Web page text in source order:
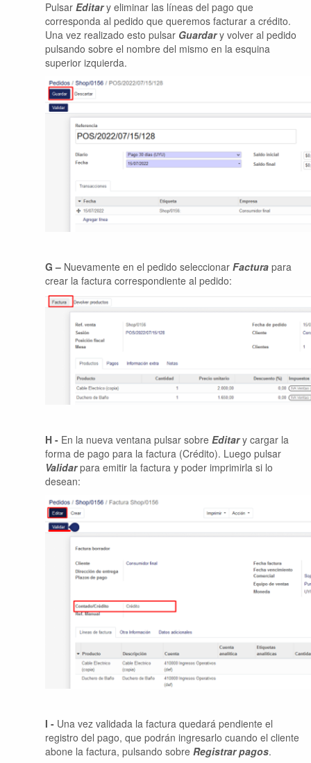
Pulsar Editary eliminar las líneas del pago que
corresponda al pedido que queremos facturar a crédito.
Una vez realizado esto pulsar Guardary volver al pedido
pulsando sobre el nombre del mismo en la esquina
superior izquierda.
G – Nuevamente en el pedido seleccionar Factura para
crear la factura correspondiente al pedido:
H - En la nueva ventana pulsar sobre Editary cargar la
forma de pago para la factura (Crédito). Luego pulsar
Validarpara emitir la factura y poder imprimirla si lo
desean:
I - Una vez validada la factura quedará pendiente el
registro del pago, que podrán ingresarlo cuando el cliente
abone la factura, pulsando sobre Registrar pagos.